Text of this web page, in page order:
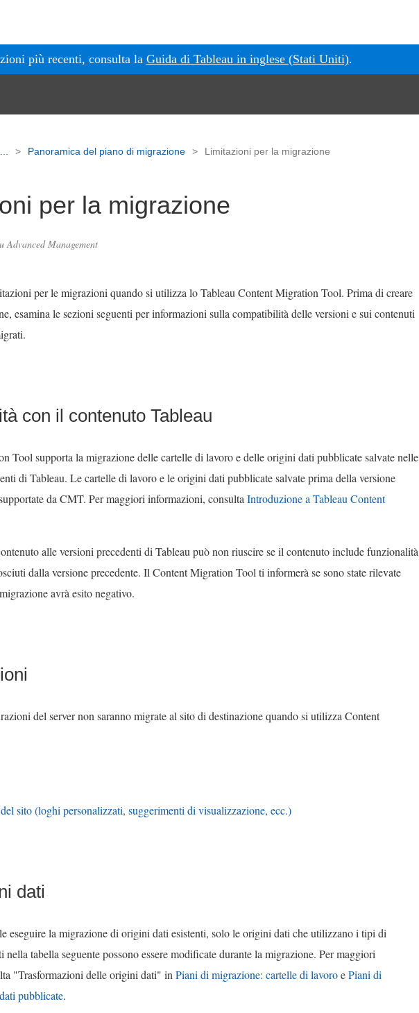
più recenti, consulta la Guida di Tableau in inglese (Stati Uniti).
Panoramica del piano di migrazione Limitazioni per la migrazione
per la migrazione
Management
per le migrazioni quando si utilizza loTableau Content Migration Tool. Prima di creare
esamina le sezioni seguenti per informazioni sulla compatibilità delle versioni e sui contenuti
con il contenuto Tableau
Tool supporta la migrazione delle cartelle di lavoro e delle origini dati pubblicate salvate nelle
di Tableau. Le cartelle di lavoro e le origini dati pubblicate salvate prima della versione
da CMT. Per maggiori informazioni, consultaIntroduzione a Tableau Content
alle versioni precedenti di Tableau può non riuscire se il contenuto include funzionalità
dalla versione precedente. Il Content Migration Tool ti informerà se sono state rilevate
avrà esito negativo.
del server non saranno migrate al sito di destinazione quando si utilizzaContent
sito (loghi personalizzati, suggerimenti di visualizzazione, ecc.)
dati
eseguire la migrazione di origini dati esistenti, solo le origini dati che utilizzano i tipi di
nella tabella seguente possono essere modificate durante la migrazione. Per maggiori
"Trasformazioni delle origini dati" inPiani di migrazione: cartelle di lavoroePiani di
pubblicate.